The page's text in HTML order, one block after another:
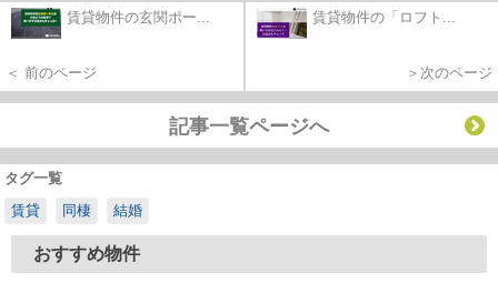
賃貸物件の玄関ポー...
＜ 前のページ
賃貸物件の「ロフト...
＞次のページ
記事一覧ページへ
タグ一覧
賃貸
同棲 結婚
おすすめ物件